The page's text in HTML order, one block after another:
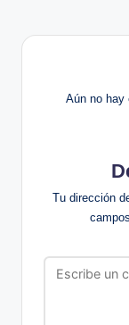
Aún no hay
Tu dirección